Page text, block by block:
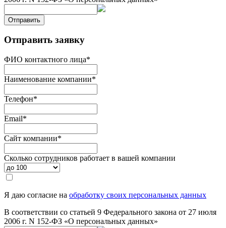
Отправить
Отправить заявку
ФИО контактного лица*
Наименование компании*
Телефон*
Email*
Сайт компании*
Сколько сотрудников работает в вашей компании
Я даю согласие на обработку своих персональных данных
В соответствии со статьей 9 Федерального закона от 27 июля
2006 г. N 152-ФЗ «О персональных данных»